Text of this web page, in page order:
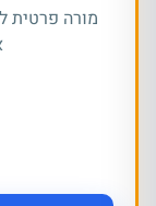
מורה פרטית